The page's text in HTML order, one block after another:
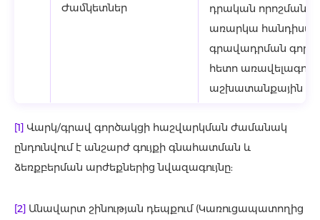
Ժամկետներ
դրական որոշման
առարկա
գրավադրման
հետո
աշխատանքային
[1] Վարկ/գրավ գործակցի հաշվարկման ժամանակ
ընդունվում է անշարժ գույքի գնահատման և
ձեռքբերման արժեքներից նվազագույնը:
[2] Անավարտ շինության դեպքում (Կառուցապատողից